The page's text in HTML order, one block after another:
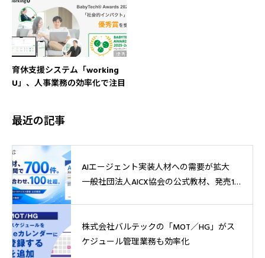
育休支援システム「working
U」、人事業務の効率化で注目
最近の記事
AIエージェント実装人材への需要が拡大
一般社団法人AICX協会の公式教材、発売1
株式会社バルテックの「MOT／HG」がス
ケジュール管理業務も効率化